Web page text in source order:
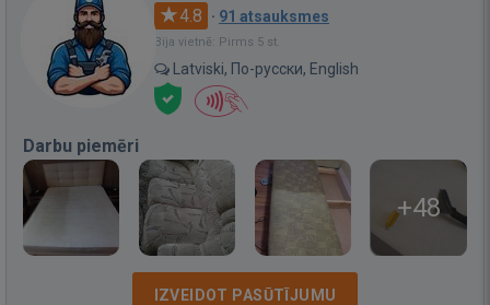
4.8 · 91 atsauksmes
Bija vietnē: Pirms 5 st.
Latviski, По-русски, English
Darbu piemēri
+48
IZVEIDOT PASŪTĪJUMU